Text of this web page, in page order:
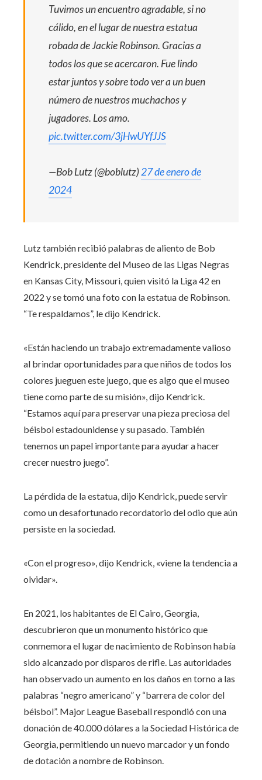
Tuvimos un encuentro agradable, si no
cálido, en el lugar de nuestra estatua
robada de Jackie Robinson. Gracias a
todos los que se acercaron. Fue lindo
estar juntos y sobre todo ver a un buen
número de nuestros muchachos y
jugadores. Los amo.
pic.twitter.com/3jHwUYfJJS
—Bob Lutz (@boblutz) 27 de enero de
2024
Lutz también recibió palabras de aliento de Bob
Kendrick, presidente del Museo de las Ligas Negras
en Kansas City, Missouri, quien visitó la Liga 42 en
2022 y se tomó una foto con la estatua de Robinson.
“Te respaldamos”, le dijo Kendrick.
«Están haciendo un trabajo extremadamente valioso
al brindar oportunidades para que niños de todos los
colores jueguen este juego, que es algo que el museo
tiene como parte de su misión», dijo Kendrick.
“Estamos aquí para preservar una pieza preciosa del
béisbol estadounidense y su pasado. También
tenemos un papel importante para ayudar a hacer
crecer nuestro juego”.
La pérdida de la estatua, dijo Kendrick, puede servir
como un desafortunado recordatorio del odio que aún
persiste en la sociedad.
«Con el progreso», dijo Kendrick, «viene la tendencia a
olvidar».
En 2021, los habitantes de El Cairo, Georgia,
descubrieron que un monumento histórico que
conmemora el lugar de nacimiento de Robinson había
sido alcanzado por disparos de rifle. Las autoridades
han observado un aumento en los daños en torno a las
palabras “negro americano” y “barrera de color del
béisbol”. Major League Baseball respondió con una
donación de 40.000 dólares a la Sociedad Histórica de
Georgia, permitiendo un nuevo marcador y un fondo
de dotación a nombre de Robinson.